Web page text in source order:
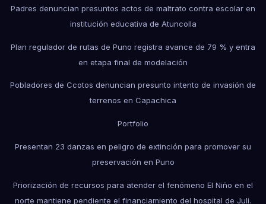
Padres denuncian presuntos actos de maltrato contra escolar en
institución educativa de Atuncolla
Plan regulador de rutas de Puno registra avance de 79 % y entra
en etapa final de modelación
Pobladores de Ccotos denuncian presunto intento de invasión de
terrenos en Capachica
Portfolio
Presentan 23 danzas en peligro de extinción para promover su
preservación en Puno
Priorización de recursos para atender el fenómeno El Niño en el
norte mantiene pendiente el financiamiento del hospital de Juli.